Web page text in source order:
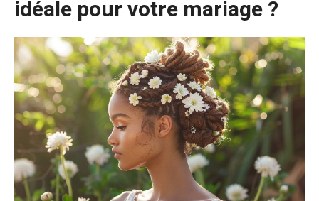
idéale pour votre mariage ?